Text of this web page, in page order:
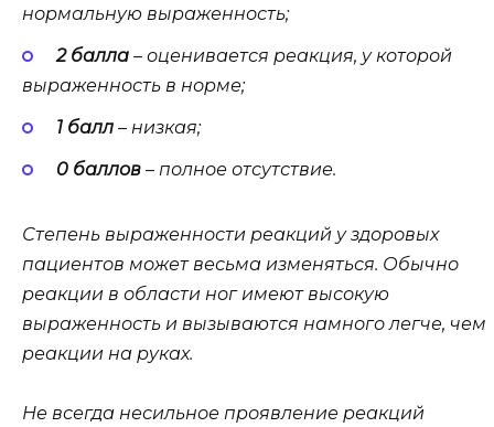
нормальную выраженность;
2 балла– оценивается реакция, у которой
выраженность в норме;
1 балл– низкая;
0 баллов– полное отсутствие.
Степень выраженности реакций у здоровых
пациентов может весьма изменяться. Обычно
реакции в области ног имеют высокую
выраженность и вызываются намного легче, чем
реакции на руках.
Не всегда несильное проявление реакций